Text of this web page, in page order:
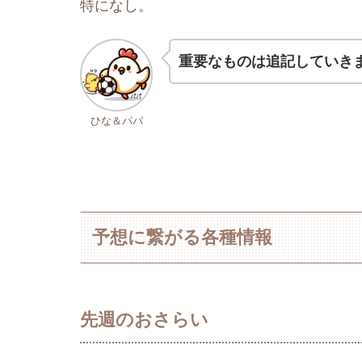
特になし。
ひな＆パパ
重要なものは追記していき
予想に繋がる各種情報
先週のおさらい